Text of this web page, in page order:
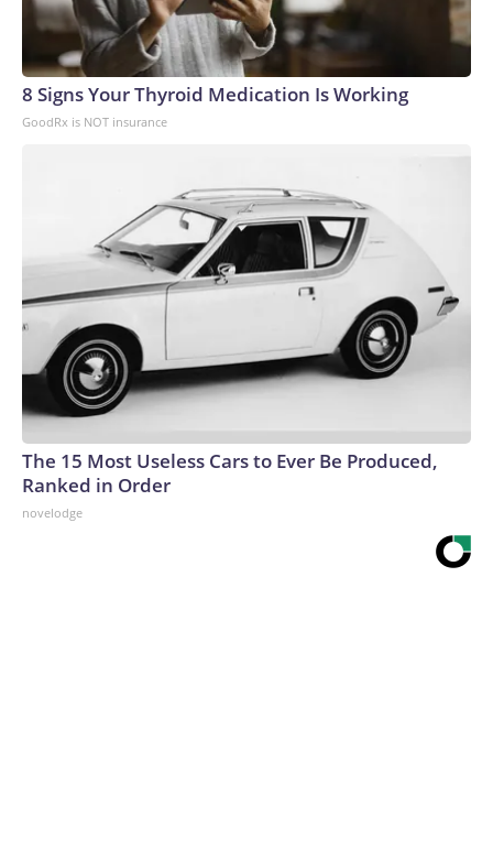
8 Signs Your Thyroid Medication Is Working
GoodRx is NOT insurance
The 15 Most Useless Cars to Ever Be Produced,
Ranked in Order
novelodge